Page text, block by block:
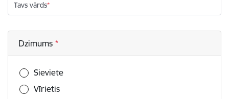
Tavs vārds
Dzimums
Sieviete
Vīrietis